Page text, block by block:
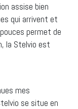
assise bien
qui arrivent et
permet de
la Stelvio est
mes
se situe en